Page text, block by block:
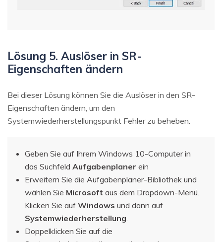
Lösung 5. Auslöser in SR-
Eigenschaften ändern
Bei dieser Lösung können Sie die Auslöser in den SR-
Eigenschaften ändern, um den
Systemwiederherstellungspunkt Fehler zu beheben.
Geben Sie auf Ihrem Windows 10-Computer in
das Suchfeld Aufgabenplaner ein
Erweitern Sie die Aufgabenplaner-Bibliothek und
wählen Sie Microsoft aus dem Dropdown-Menü.
Klicken Sie auf Windows und dann auf
Systemwiederherstellung.
Doppelklicken Sie auf die